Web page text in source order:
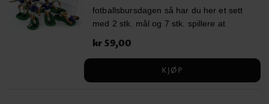
barns atferd og konsentrasjon).
Fortykningsmiddel: maltodekstrin,
fuktighetsbevarende middel: E422,
emulgator: E433, konserveringsmidler:
E202, E330, søtningsmidler: E955,
fotballsbursdagen så har du her et sett
med 2 stk. mål og 7 stk. spillere at
er ca 5 cm.
Pris:kr 59,00
kr 59,00
KJØP